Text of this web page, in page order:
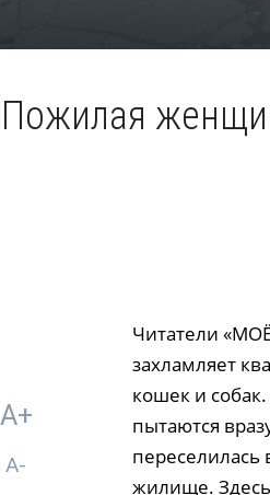
Пожилая
A+
A-
Читатели
захламляет
кошек и
пытаются
жилище. Здесь